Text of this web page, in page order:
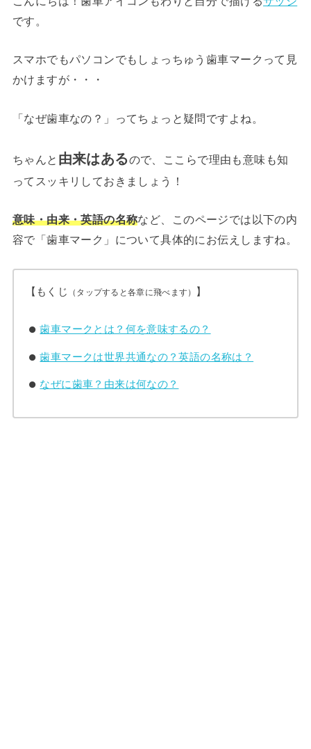
です。
スマホでもパソコンでもしょっちゅう歯車マークって見
かけますが・・・
「なぜ歯車なの？」ってちょっと疑問ですよね。
ちゃんと 由来はあるので、ここらで理由も意味も知
ってスッキリしておきましょう！
意味・由来・英語の名称など、このページでは以下の内
容で「歯車マーク」について具体的にお伝えしますね。
【もくじ （タップすると各章に飛べます） 】
歯車マークとは？何を意味するの？
歯車マークは世界共通なの？英語の名称は？
なぜに歯車？由来は何なの？